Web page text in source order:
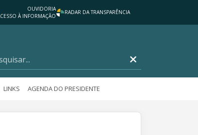
OUVIDORIA
À INFORMAÇÃO
RADAR DA TRANSPARÊNCIA
LINKS AGENDA DO PRESIDENTE